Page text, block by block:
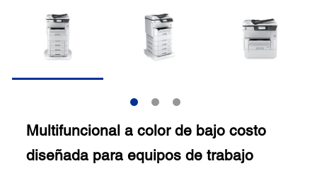
Multifuncional a color de bajo costo
diseñada para equipos de trabajo